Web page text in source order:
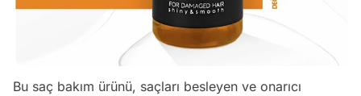
Bu saç bakım ürünü, saçları besleyen ve onarıcı